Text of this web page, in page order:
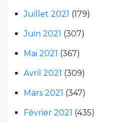
Juillet 2021 (179)
Juin 2021 (307)
Mai 2021 (367)
Avril 2021 (309)
Mars 2021 (347)
Février 2021 (435)